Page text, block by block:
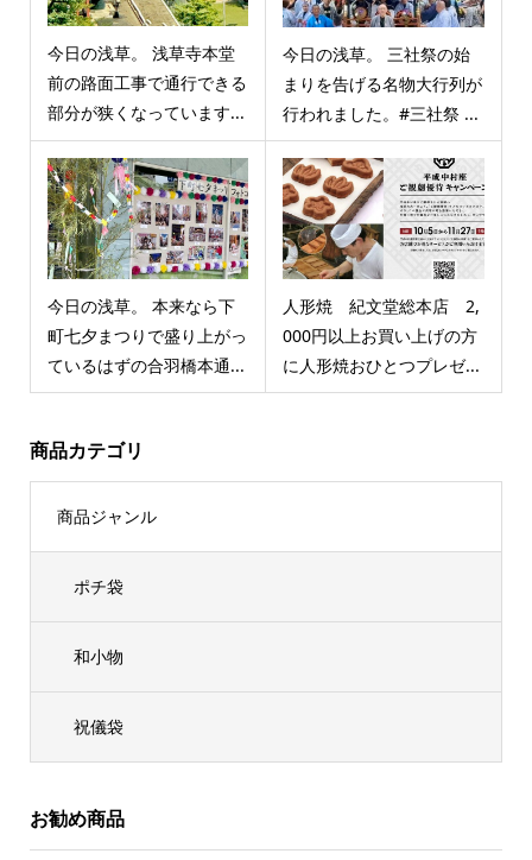
今日の浅草。 浅草寺本堂
前の路面工事で通行できる
部分が狭くなっています...
今日の浅草。 三社祭の始
まりを告げる名物大行列が
行われました。#三社祭 ...
今日の浅草。 本来なら下
町七夕まつりで盛り上がっ
ているはずの合羽橋本通...
人形焼 紀文堂総本店 2,
000円以上お買い上げの方
に人形焼おひとつプレゼ...
商品カテゴリ
商品ジャンル
ポチ袋
和小物
祝儀袋
お勧め商品